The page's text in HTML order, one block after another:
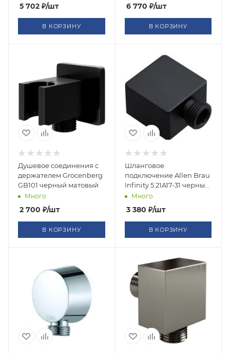
5 702 ₽/шт
В КОРЗИНУ
6 770 ₽/шт
В КОРЗИНУ
Душевое соединения с
держателем Grocenberg
GB101 черный матовый
Много
2 700 ₽/шт
В КОРЗИНУ
Шланговое
подключение Allen Brau
Infinity 5.21A17-31 черный
матовый
Много
3 380 ₽/шт
В КОРЗИНУ